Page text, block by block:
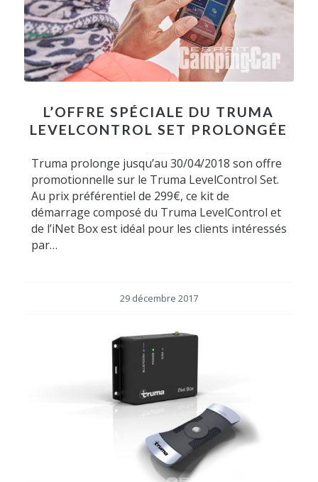
L’OFFRE SPÉCIALE DU TRUMA
LEVELCONTROL SET PROLONGÉE
Truma prolonge jusqu’au 30/04/2018 son offre
promotionnelle sur le Truma LevelControl Set.
Au prix préférentiel de 299€, ce kit de
démarrage composé du Truma LevelControl et
de l’iNet Box est idéal pour les clients intéressés
par…
29 décembre 2017